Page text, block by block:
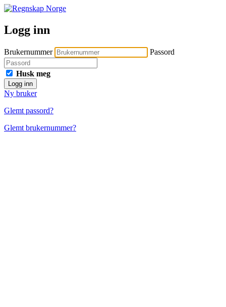
Logg inn
Brukernummer Passord
Husk meg
Logg inn
Ny bruker
Glemt passord?
Glemt brukernummer?